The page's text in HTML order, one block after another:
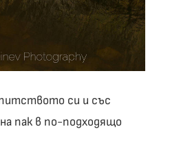
си и със
пак в по-подходящо